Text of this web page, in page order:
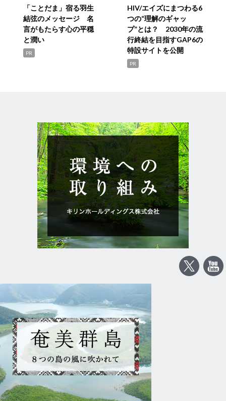
「ことだま」宿る羽生
結弦のメッセージ 名
言がもたらす心の平穏
と潤い
PR
HIV/エイズにまつわる6
つの“理解のギャッ
プ”とは？ 2030年の流
行終結を目指すGAP6の
特設サイトを公開
PR